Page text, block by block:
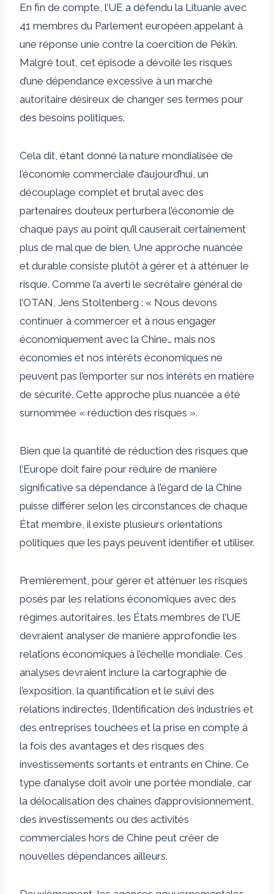
En fin de compte, l’UE a défendu la Lituanie avec
41 membres du Parlement européen appelant à
une réponse unie contre la coercition de Pékin.
Malgré tout, cet épisode a dévoilé les risques
d’une dépendance excessive à un marché
autoritaire désireux de changer ses termes pour
des besoins politiques.
Cela dit, étant donné la nature mondialisée de
l’économie commerciale d’aujourd’hui, un
découplage complet et brutal avec des
partenaires douteux perturbera l’économie de
chaque pays au point qu’il causerait certainement
plus de mal que de bien. Une approche nuancée
et durable consiste plutôt à gérer et à atténuer le
risque. Comme l’a averti le secrétaire général de
l’OTAN, Jens Stoltenberg : « Nous devons
continuer à commercer et à nous engager
économiquement avec la Chine… mais nos
économies et nos intérêts économiques ne
peuvent pas l’emporter sur nos intérêts en matière
de sécurité. Cette approche plus nuancée a été
surnommée « réduction des risques ».
Bien que la quantité de réduction des risques que
l’Europe doit faire pour réduire de manière
significative sa dépendance à l’égard de la Chine
puisse différer selon les circonstances de chaque
État membre, il existe plusieurs orientations
politiques que les pays peuvent identifier et utiliser.
Premièrement, pour gérer et atténuer les risques
posés par les relations économiques avec des
régimes autoritaires, les États membres de l’UE
devraient analyser de manière approfondie les
relations économiques à l’échelle mondiale. Ces
analyses devraient inclure la cartographie de
l’exposition, la quantification et le suivi des
relations indirectes, l’identification des industries et
des entreprises touchées et la prise en compte à
la fois des avantages et des risques des
investissements sortants et entrants en Chine. Ce
type d’analyse doit avoir une portée mondiale, car
la délocalisation des chaînes d’approvisionnement,
des investissements ou des activités
commerciales hors de Chine peut créer de
nouvelles dépendances ailleurs.